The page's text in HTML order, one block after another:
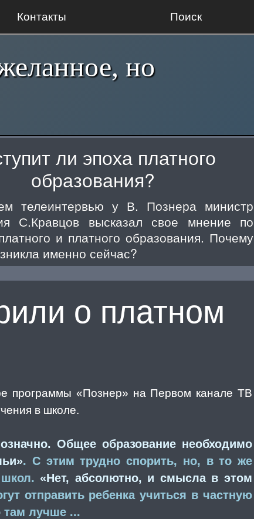
Контакты Поиск
но
ли эпоха платного
образования?
телеинтервью у В. Познера министр
С.Кравцов высказал свое мнение по
и платного образования. Почему
именно сейчас?
о платном
программы «Познер» на Первом канале ТВ
в школе.
Общее образование необходимо
. С этим трудно спорить, но, в то же
«Нет, абсолютно, и смысла в этом
отправить ребенка учиться в частную
там лучше ...